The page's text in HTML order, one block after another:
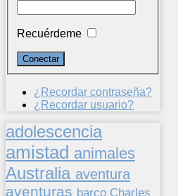
Recuérdeme
¿Recordar contraseña?
¿Recordar usuario?
adolescencia
amistad animales
Australia aventura
aventuras barco Charles